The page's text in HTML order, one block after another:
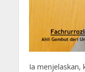
Ia menjelaskan,